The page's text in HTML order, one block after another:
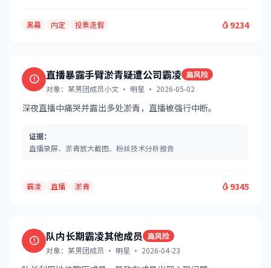
黑幕 内定 投票造假 9234
直播暴露手臂淤青疑遭公司霸凌 高风险
对象：某男团成员小文 · 明星 · 2026-05-02
深夜直播中痛哭并露出多处淤青，直播被强行中断。
证据：
直播录屏、淤青放大截图、粉丝技术分析报告
霸凌 直播 淤青 9345
队内长期霸凌其他成员 高风险
对象：某男团成员 · 明星 · 2026-04-23